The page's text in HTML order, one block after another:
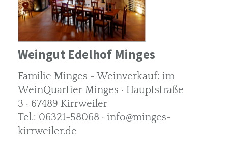
Weingut Edelhof Minges
Familie Minges - Weinverkauf: im
WeinQuartier Minges · Hauptstraße
3 · 67489 Kirrweiler
Tel.: 06321-58068 · info@minges-
kirrweiler.de